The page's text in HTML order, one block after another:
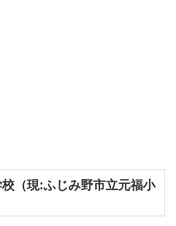
（現:ふじみ野市立元福小